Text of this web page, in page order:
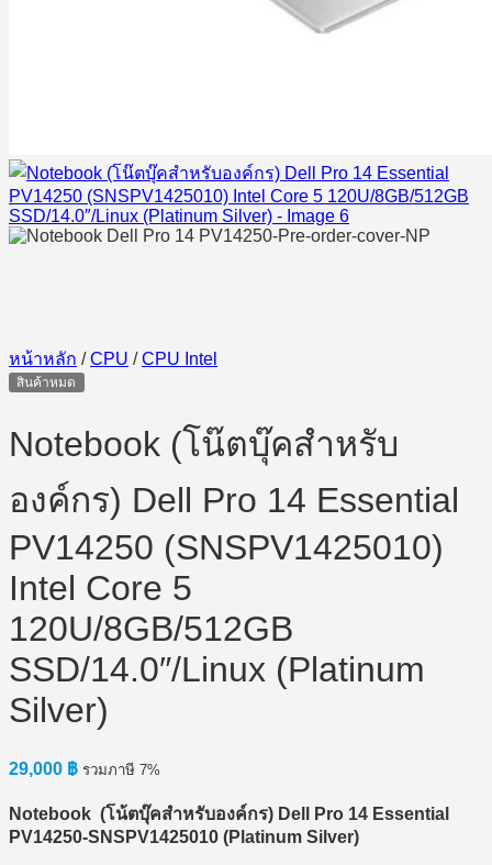
หน้าหลัก / CPU / CPU Intel
สินค้าหมด
Notebook (โน๊ตบุ๊คสำหรับ
องค์กร) Dell Pro 14 Essential
PV14250 (SNSPV1425010)
Intel Core 5
120U/8GB/512GB
SSD/14.0″/Linux (Platinum
Silver)
29,000 ฿ รวมภาษี 7%
Notebook (โน้ตบุ๊คสำหรับองค์กร) Dell Pro 14 Essential
PV14250-SNSPV1425010 (Platinum Silver)